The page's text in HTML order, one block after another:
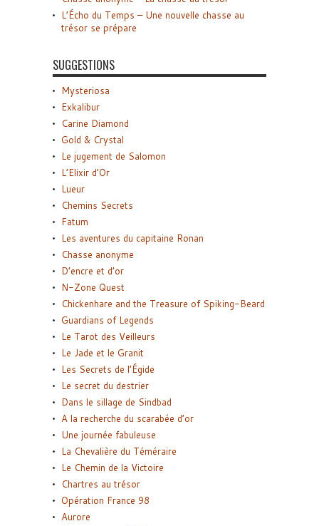
L’Écho du Temps – Une nouvelle chasse au
trésor se prépare
SUGGESTIONS
Mysteriosa
Exkalibur
Carine Diamond
Gold & Crystal
Le jugement de Salomon
L’Elixir d’Or
Lueur
Chemins Secrets
Fatum
Les aventures du capitaine Ronan
Chasse anonyme
D’encre et d’or
N-Zone Quest
Chickenhare and the Treasure of Spiking-Beard
Guardians of Legends
Le Tarot des Veilleurs
Le Jade et le Granit
Les Secrets de l’Égide
Le secret du destrier
Dans le sillage de Sindbad
A la recherche du scarabée d’or
Une journée fabuleuse
La Chevalière du Téméraire
Le Chemin de la Victoire
Chartres au trésor
Opération France 98
Aurore